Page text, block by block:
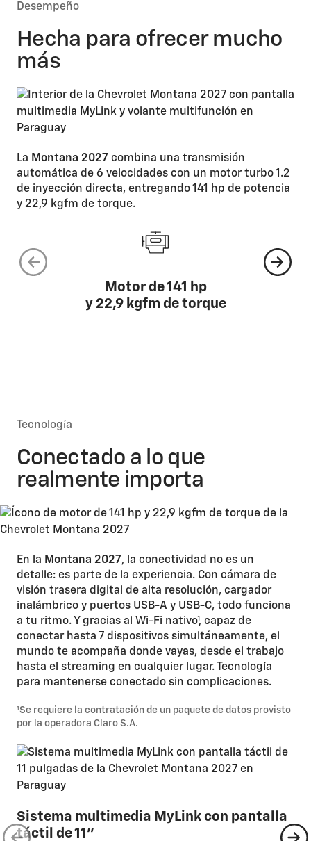
Desempeño
Hecha para ofrecer mucho
más
La Montana 2027 combina una transmisión
automática de 6 velocidades con un motor turbo 1.2
de inyección directa, entregando 141 hp de potencia
y 22,9 kgfm de torque.
Motor de 141 hp
y 22,9 kgfm de torque
Tecnología
Conectado a lo que
realmente importa
En la Montana 2027, la conectividad no es un
detalle: es parte de la experiencia. Con cámara de
visión trasera digital de alta resolución, cargador
inalámbrico y puertos USB-A y USB-C, todo funciona
a tu ritmo. Y gracias al Wi-Fi nativo¹, capaz de
conectar hasta 7 dispositivos simultáneamente, el
mundo te acompaña donde vayas, desde el trabajo
hasta el streaming en cualquier lugar. Tecnología
para mantenerse conectado sin complicaciones.
¹Se requiere la contratación de un paquete de datos provisto
por la operadora Claro S.A.
Sistema multimedia MyLink con pantalla
táctil de 11"